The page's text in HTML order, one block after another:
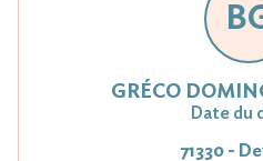
GRÉCO
Date du
71330 -